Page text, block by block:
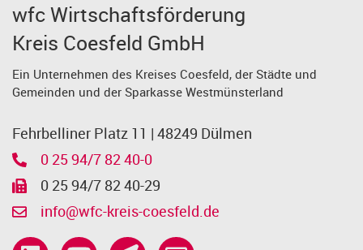
wfc Wirtschaftsförderung
Kreis Coesfeld GmbH
Ein Unternehmen des Kreises Coesfeld, der Städte und
Gemeinden und der Sparkasse Westmünsterland
Fehrbelliner Platz 11 | 48249 Dülmen
0 25 94/7 82 40-0
0 25 94/7 82 40-29
info@wfc-kreis-coesfeld.de